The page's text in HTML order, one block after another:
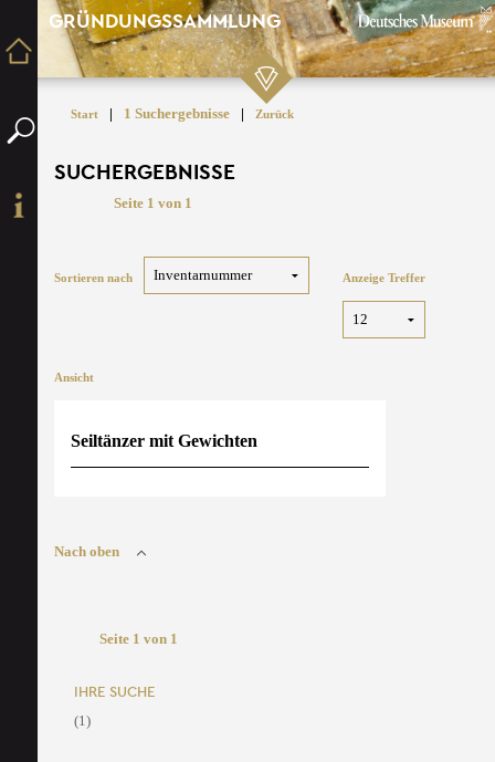
GRÜNDUNGSSAMMLUNG
Start | 1 Suchergebnisse | Zurück
SUCHERGEBNISSE
Seite 1 von 1
Sortieren nach Anzeige Treffer
Ansicht
Seiltänzer mit Gewichten
Nach oben
Seite 1 von 1
IHRE SUCHE
(1)